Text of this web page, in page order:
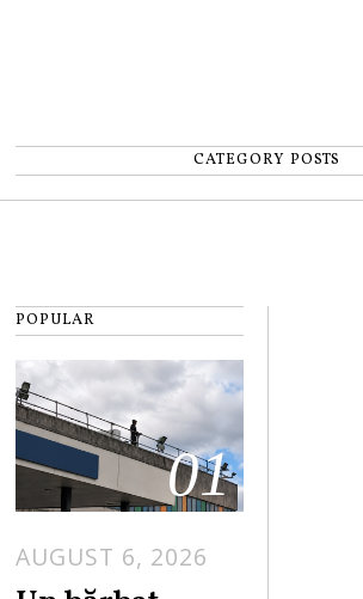
CATEGORY POSTS
POPULAR
01
AUGUST 6, 2026